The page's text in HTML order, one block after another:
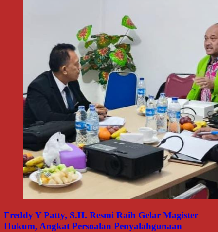
Freddy Y Patty, S.H. Resmi Raih Gelar Magister
Hukum, Angkat Persoalan Penyalahgunaan